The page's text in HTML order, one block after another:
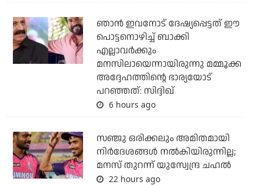
ഞാന്‍ ഇവനോട് ദേഷ്യപ്പെട്ടത് ഈ
പൊട്ടനൊഴിച്ച് ബാക്കി
എല്ലാവര്‍ക്കും
മനസിലായെന്നായിരുന്നു മമ്മൂക്ക
അദ്ദേഹത്തിന്റെ ഭാര്യയോട്
പറഞ്ഞത്: സിദ്ദിഖ്
6 hours ago
സഞ്ജു ഒരിക്കലും അമിതമായി
നിര്‍ദേശങ്ങള്‍ നല്‍കിയിരുന്നില്ല;
മനസ് തുറന്ന് യുസ്വേന്ദ്ര ചഹല്‍
22 hours ago